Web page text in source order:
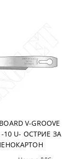
V-GROOVE
-10 U- ОСТРИЕ ЗА